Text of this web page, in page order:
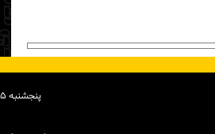
پنجشنبه ۱۵ مرداد ۱۴۰۵